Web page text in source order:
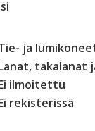
ja
takalanat
ilmoitettu
rekisterissä